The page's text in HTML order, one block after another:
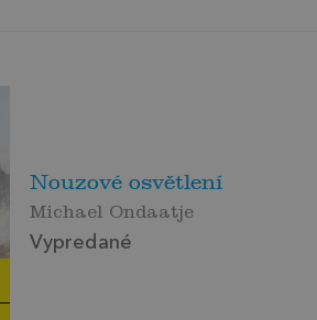
Nouzové osvětlení
Michael Ondaatje
Vypredané